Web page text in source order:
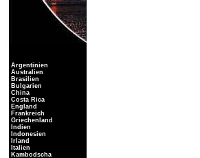
Argentinien
Australien
Brasilien
Bulgarien
China
Costa Rica
England
Frankreich
Griechenland
Indien
Indonesien
Irland
Italien
Kambodscha